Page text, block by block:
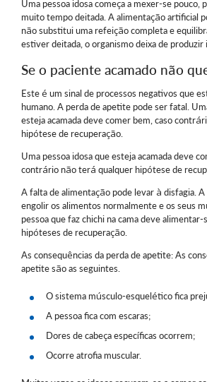
Uma pessoa idosa começa a mexer-se pouco,
muito tempo deitada. A alimentação artificial
não substitui uma refeição completa e
estiver deitada, o organismo deixa de produzir
Se o paciente acamado não
Este é um sinal de processos negativos que
humano. A perda de apetite pode ser fatal.
esteja acamada deve comer bem, caso
hipótese de recuperação.
Uma pessoa idosa que esteja acamada deve
contrário não terá qualquer hipótese de
A falta de alimentação pode levar à disfagia.
engolir os alimentos normalmente e os seus
pessoa que faz chichi na cama deve
hipóteses de recuperação.
As consequências da perda de apetite: As
apetite são as seguintes.
O sistema músculo-esquelético fica
A pessoa fica com escaras;
Dores de cabeça específicas ocorrem;
Ocorre atrofia muscular.